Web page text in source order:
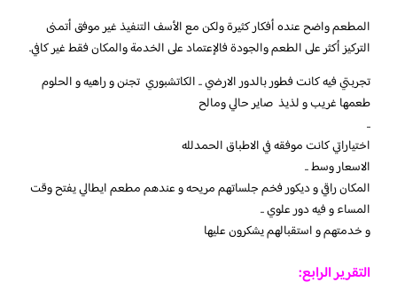
المطعم واضح عنده أفكار كثيرة ولكن مع الأسف التنفيذ غير موفق أتمنى
التركيز أكثر على الطعم والجودة فالإعتماد على الخدمة والمكان فقط غير كافي.
تجربتي فيه كانت فطور بالدور الارضي .. الكاتشبوري تجنن و راهيه و الحلوم
طعمها غريب و لذيذ صاير حالي ومالح
..
اختياراتي كانت موفقه في الاطباق الحمدلله
الاسعار وسط ..
المكان راقي و ديكور فخم جلساتهم مريحه و عندهم مطعم ايطالي يفتح وقت
المساء و فيه دور علوي ..
و خدمتهم و استقبالهم يشكرون عليها
التقرير الرابع: